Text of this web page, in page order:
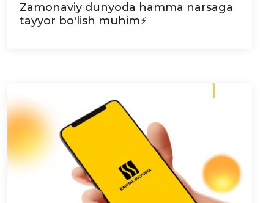
Zamonaviy dunyoda hamma narsaga
tayyor bo'lish muhim⚡️